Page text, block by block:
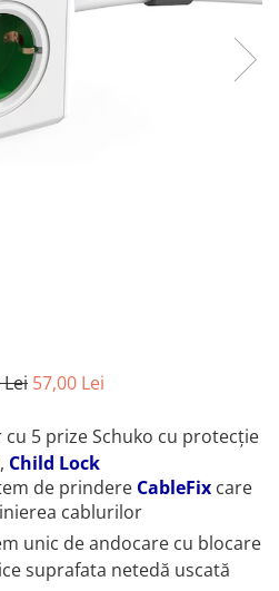
57,00 Lei
5 prize Schuko cu protecție
Child Lock
de prindere CableFixcare
cablurilor
unic de andocare cu blocare
suprafata netedă uscată